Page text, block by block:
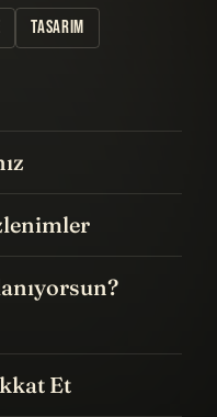
TASARIM
Et